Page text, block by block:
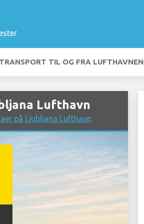
TRANSPORT TIL OG FRA LUFTHAVNEN
Lufthavn
på Ljubljana Lufthavn